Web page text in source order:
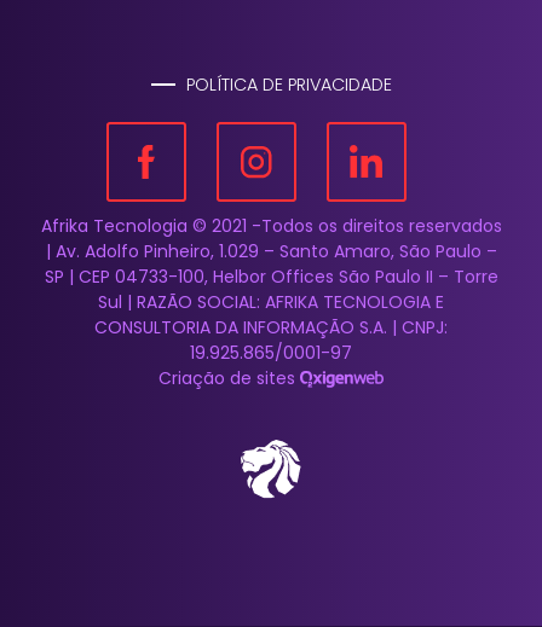
POLÍTICA DE PRIVACIDADE
Afrika Tecnologia © 2021 -Todos os direitos reservados
| Av. Adolfo Pinheiro, 1.029 – Santo Amaro, São Paulo –
SP | CEP 04733-100, Helbor Offices São Paulo II – Torre
Sul | RAZÃO SOCIAL: AFRIKA TECNOLOGIA E
CONSULTORIA DA INFORMAÇÃO S.A. | CNPJ:
19.925.865/0001-97
Criação de sites